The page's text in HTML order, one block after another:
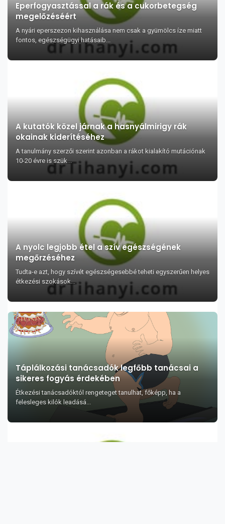
Eperfogyasztással a rák és a cukorbetegség
megelőzéséért
A nyári eperszezon kihasználása nem csak a gyümölcs íze miatt
fontos, egészségügyi hatásaib...
A kutatók közel járnak a hasnyálmirigy rák
okainak kiderítéséhez
A tanulmány szerzői szerint azonban a rákot kialakító mutációnak
10-20 évre is szük...
A nyolc legjobb étel a szív egészségének
megőrzéséhez
Tudta-e azt, hogy szívét egészségesebbé teheti egyszerűen helyes
étkezési szokások...
Táplálkozási tanácsadók legfőbb tanácsai a
sikeres fogyás érdekében
Étkezési tanácsadóktól rengeteget tanulhat, főképp, ha a
felesleges kilók leadásá...